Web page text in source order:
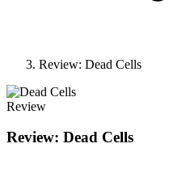
Review: Dead Cells
Review
Review: Dead Cells